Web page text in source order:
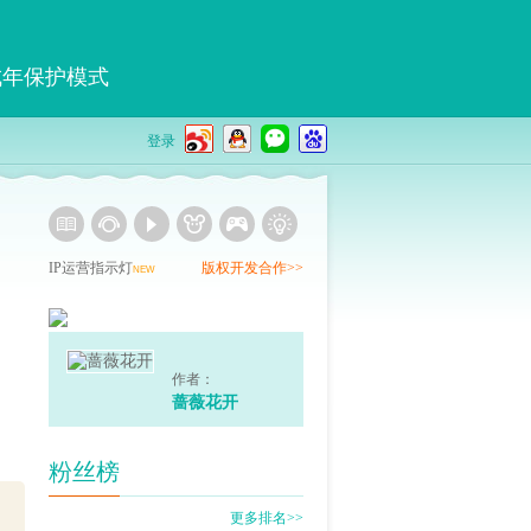
保护模式
登录
IP运营指示灯NEW 版权开发合作>>
作者：
蔷薇花开
粉丝榜
更多排名>>